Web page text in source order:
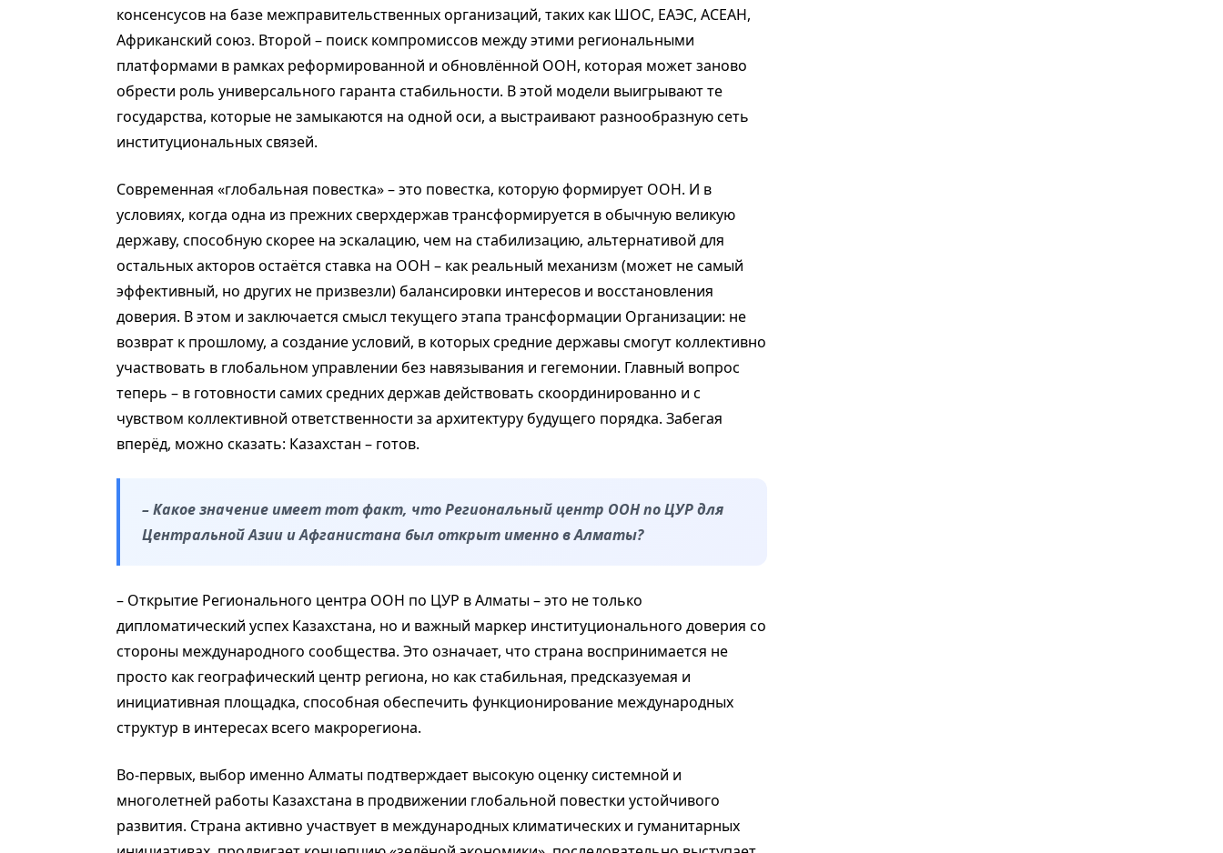
консенсусов на базе межправительственных организаций, таких как ШОС, ЕАЭС, АСЕАН,
Африканский союз. Второй – поиск компромиссов между этими региональными
платформами в рамках реформированной и обновлённой ООН, которая может заново
обрести роль универсального гаранта стабильности. В этой модели выигрывают те
государства, которые не замыкаются на одной оси, а выстраивают разнообразную сеть
институциональных связей.
Современная «глобальная повестка» – это повестка, которую формирует ООН. И в
условиях, когда одна из прежних сверхдержав трансформируется в обычную великую
державу, способную скорее на эскалацию, чем на стабилизацию, альтернативой для
остальных акторов остаётся ставка на ООН – как реальный механизм (может не самый
эффективный, но других не призвезли) балансировки интересов и восстановления
доверия. В этом и заключается смысл текущего этапа трансформации Организации: не
возврат к прошлому, а создание условий, в которых средние державы смогут коллективно
участвовать в глобальном управлении без навязывания и гегемонии. Главный вопрос
теперь – в готовности самих средних держав действовать скоординированно и с
чувством коллективной ответственности за архитектуру будущего порядка. Забегая
вперёд, можно сказать: Казахстан – готов.
– Какое значение имеет тот факт, что Региональный центр ООН по ЦУР для
Центральной Азии и Афганистана был открыт именно в Алматы?
– Открытие Регионального центра ООН по ЦУР в Алматы – это не только
дипломатический успех Казахстана, но и важный маркер институционального доверия со
стороны международного сообщества. Это означает, что страна воспринимается не
просто как географический центр региона, но как стабильная, предсказуемая и
инициативная площадка, способная обеспечить функционирование международных
структур в интересах всего макрорегиона.
Во-первых, выбор именно Алматы подтверждает высокую оценку системной и
многолетней работы Казахстана в продвижении глобальной повестки устойчивого
развития. Страна активно участвует в международных климатических и гуманитарных